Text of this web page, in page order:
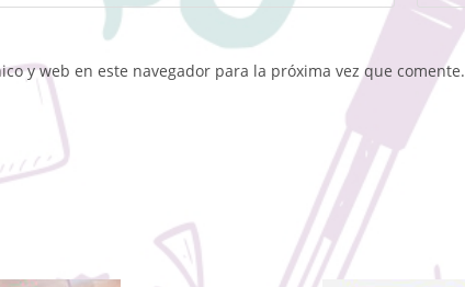
y web en este navegador para la próxima vez que comente.